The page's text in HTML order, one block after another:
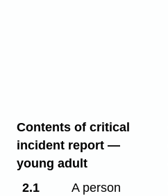
Contents of critical
incident report —
young adult
2.1
A person